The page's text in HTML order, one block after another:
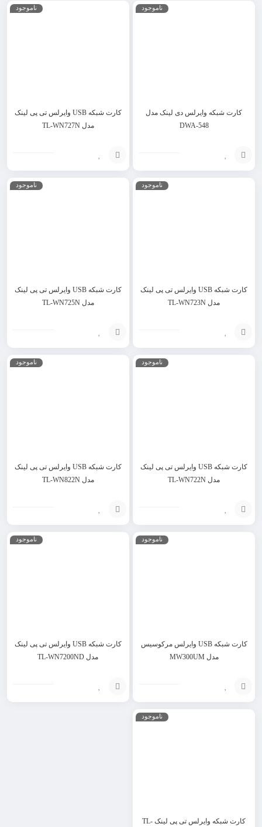
ناموجود
کارت شبکه وایرلس دی لینک مدل
DWA-548
افزودن
ناموجود
کارت شبکه USB وایرلس تی پی لینک
مدل TL-WN727N
انتخاب
ناموجود
کارت شبکه USB وایرلس تی پی لینک
مدل TL-WN723N
افزودن
ناموجود
کارت شبکه USB وایرلس تی پی لینک
مدل TL-WN725N
انتخاب
ناموجود
کارت شبکه USB وایرلس تی پی لینک
مدل TL-WN722N
انتخاب
ناموجود
کارت شبکه USB وایرلس تی پی لینک
مدل TL-WN822N
افزودن
ناموجود
کارت شبکه USB وایرلس مرکوسیس
مدل MW300UM
افزودن
ناموجود
کارت شبکه USB وایرلس تی پی لینک
مدل TL-WN7200ND
افزودن
ناموجود
کارت شبکه وایرلس تی پی لینک TL-